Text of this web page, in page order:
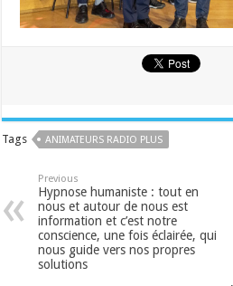
Tags ANIMATEURS RADIO PLUS
Previous
Hypnose humaniste : tout en
nous et autour de nous est
information et c’est notre
conscience, une fois éclairée, qui
nous guide vers nos propres
solutions